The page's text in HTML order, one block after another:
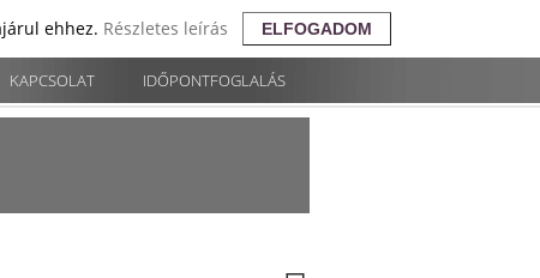
ehhez. Részletes leírás ELFOGADOM
IDŐPONTFOGLALÁS
KAPCSOLAT